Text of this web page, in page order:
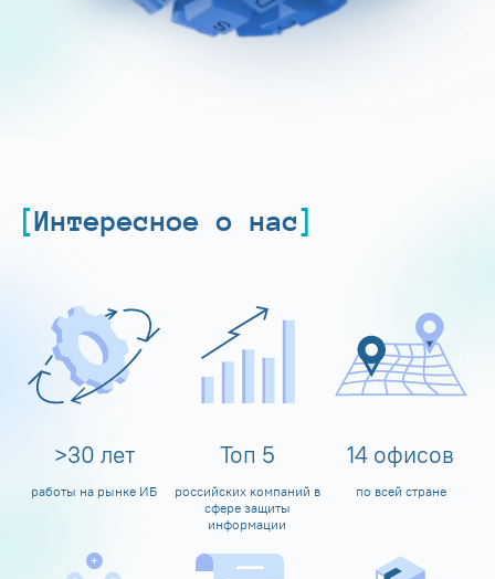
Интересное о нас
>30 лет
работы на рынке ИБ
Топ 5
российских компаний в
сфере защиты
информации
14 офисов
по всей стране